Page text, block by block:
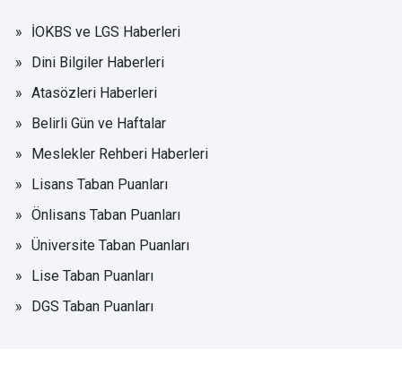
İOKBS ve LGS Haberleri
Dini Bilgiler Haberleri
Atasözleri Haberleri
Belirli Gün ve Haftalar
Meslekler Rehberi Haberleri
Lisans Taban Puanları
Önlisans Taban Puanları
Üniversite Taban Puanları
Lise Taban Puanları
DGS Taban Puanları